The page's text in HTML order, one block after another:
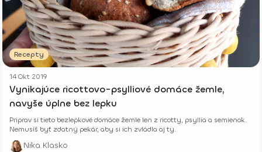
Recepty
14 Okt 2019
Vynikajúce ricottovo-psylliové domáce žemle,
navyše úplne bez lepku
Priprav si tieto bezlepkové domáce žemle len z ricotty, psyllia a semienok.
Nemusíš byť zdatný pekár, aby si ich zvládla aj ty.
Nika Klasko